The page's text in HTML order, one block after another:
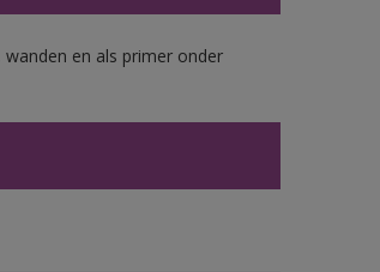
en als primer onder